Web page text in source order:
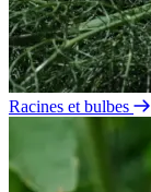
Racines et bulbes